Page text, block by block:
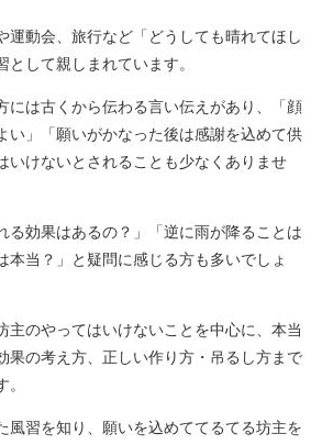
運動会、旅行など「どうしても晴れてほし
として親しまれています。
には古くから伝わる言い伝えがあり、「顔
い」「願いがかなった後は感謝を込めて供
いけないとされることも少なくありませ
る効果はあるの？」「逆に雨が降ることは
本当？」と疑問に感じる方も多いでしょ
主のやってはいけないことを中心に、本当
果の考え方、正しい作り方・吊るし方まで
。
風習を知り、願いを込めててるてる坊主を